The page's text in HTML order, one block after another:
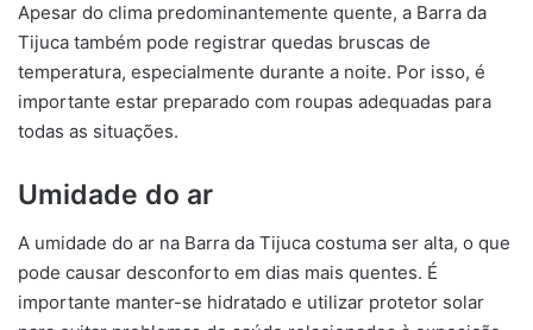
Apesar do clima predominantemente quente, a Barra da
Tijuca também pode registrar quedas bruscas de
temperatura, especialmente durante a noite. Por isso, é
importante estar preparado com roupas adequadas para
todas as situações.
Umidade do ar
A umidade do ar na Barra da Tijuca costuma ser alta, o que
pode causar desconforto em dias mais quentes. É
importante manter-se hidratado e utilizar protetor solar